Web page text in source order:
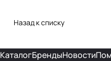
Назад к списку
КаталогБрендыНовости